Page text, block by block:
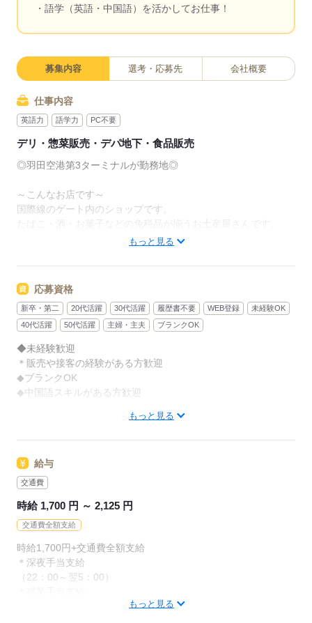
・語学（英語・中国語）を活かしてお仕事！
募集内容 選考・応募先 会社概要
仕事内容
英語力 語学力 PC不要
デリ・惣菜販売・デパ地下・食品販売
◎羽田空港第3ターミナルが勤務地◎
～こんなお店です～
国際線のゲート内のショップです。
たばこ・酒・お菓子などの免税品が揃うお土産屋さんです。
～お仕事内容～
◆接客販売
＊海外のお客様が多いので、語学力も活かして接客対応をお願
いします。
◆お会計・レジ業務
◆開店・閉店作業
研修制度がしっかりしているので安心してご勤務いただけま
す！
応募する
もっと見る
応募資格
新卒・第二 20代活躍 30代活躍 履歴書不要 WEB登録
未経験OK
40代活躍
50代活躍 主婦・主夫 ブランクOK
◆未経験歓迎
＊販売や接客の経験がある方歓迎
◆ブランクOK
◆中国語スキルがある方歓迎
＊N2レベル以上
フルタイム勤務可能なビザをお持ちの方
手続きに必要な書類がある場合は、
書類の記入などは対応いたします。
もっと見る
給与
交通費
時給 1,700 円 ～ 2,125 円
交通費全額支給
時給1,700円+交通費全額支給
＊深夜手当支給
（22：00～翌5：00）
（実働8H超過分は、手当含めて時給2,125円）
もっと見る